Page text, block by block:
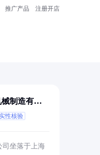
推广产品 注册开店
械制造有限
性核验
司坐落于上海